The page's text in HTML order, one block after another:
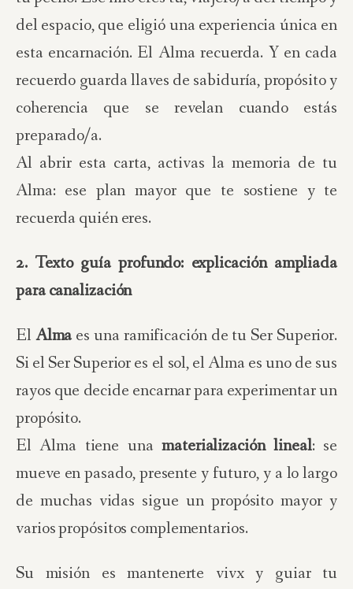
del espacio, que eligió una experiencia única en
esta encarnación. El Alma recuerda. Y en cada
recuerdo guarda llaves de sabiduría, propósito y
coherencia que se revelan cuando estás
preparado/a.
Al abrir esta carta, activas la memoria de tu
Alma: ese plan mayor que te sostiene y te
recuerda quién eres.
2. Texto guía profundo: explicación ampliada
para canalización
El Alma es una ramificación de tu Ser Superior.
Si el Ser Superior es el sol, el Alma es uno de sus
rayos que decide encarnar para experimentar un
propósito.
El Alma tiene unamaterialización lineal: se
mueve en pasado, presente y futuro, y a lo largo
de muchas vidas sigue un propósito mayor y
varios propósitos complementarios.
Su misión es mantenerte vivx y guiar tu